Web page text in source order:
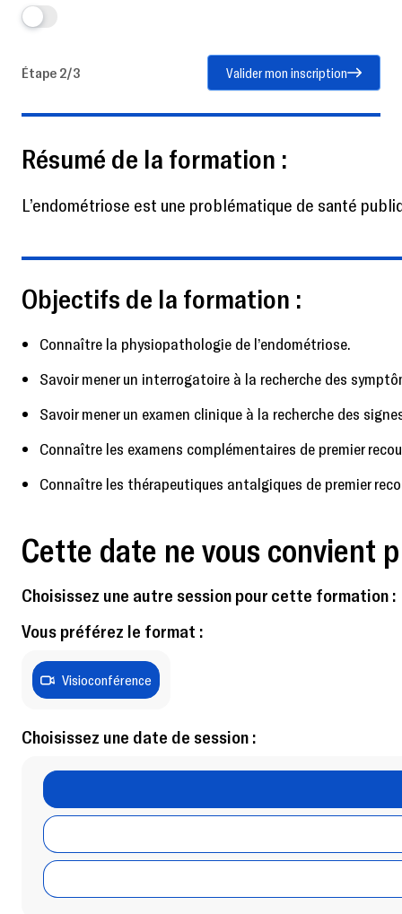
Étape 2/3 Valider mon inscription
Cette date ne vous convient
Choisissez une autre session pour cette formation :
Vous préférez le format :
Visioconférence
Choisissez une date de session :
Résumé de la formation :
L’endométriose est une problématique de santé
Objectifs de la formation :
Connaître la physiopathologie de l’endométriose.
Savoir mener un interrogatoire à la recherche des
Savoir mener un examen clinique à la recherche des
Connaître les examens complémentaires de premier
Connaître les thérapeutiques antalgiques de premier